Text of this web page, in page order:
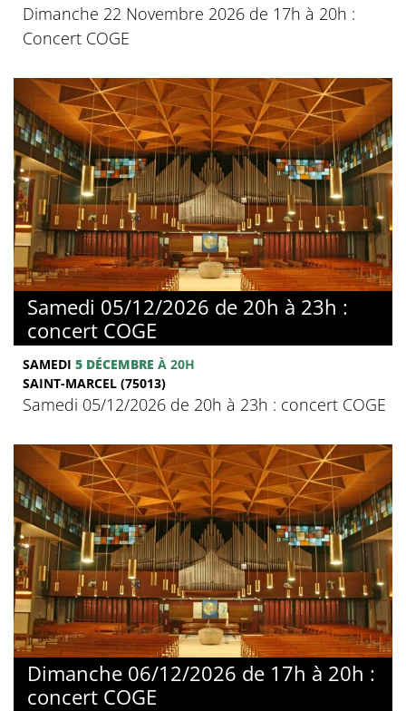
Dimanche 22 Novembre 2026 de 17h à 20h :
Concert COGE
Samedi 05/12/2026 de 20h à 23h :
concert COGE
SAMEDI 5 DÉCEMBRE À 20H
SAINT-MARCEL (75013)
Samedi 05/12/2026 de 20h à 23h : concert COGE
Dimanche 06/12/2026 de 17h à 20h :
concert COGE